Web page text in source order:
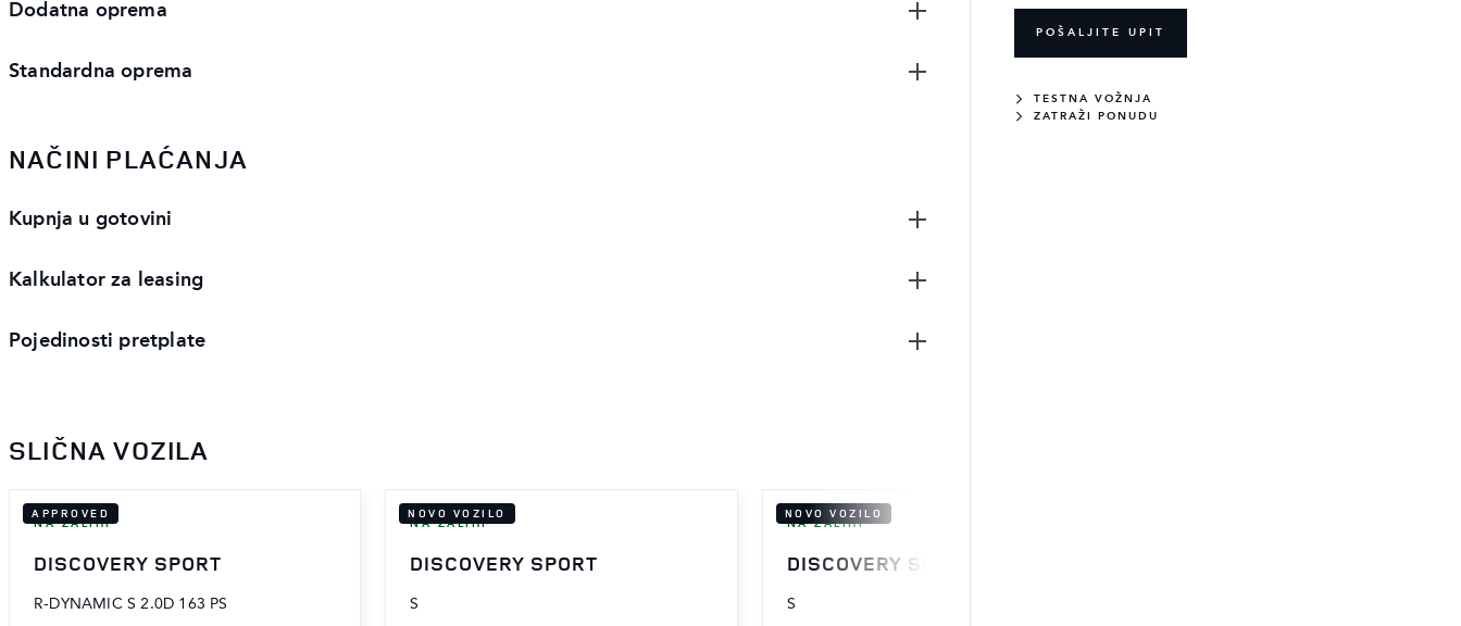
Dodatna oprema
Standardna oprema
NAČINI PLAĆANJA
Kupnja u gotovini
Kalkulator za leasing
Pojedinosti pretplate
SLIČNA VOZILA
APPROVED
NA ZALIHI
DISCOVERY SPORT
R-DYNAMIC S 2.0D 163 PS
NOVO VOZILO
NA ZALIHI
DISCOVERY SPORT
S
NOVO VOZILO
NA ZALIHI
DISCOVERY SPORT
S
POŠALJITE UPIT
TESTNA VOŽNJA
ZATRAŽI PONUDU